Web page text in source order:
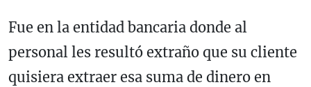
Fue en la entidad bancaria donde al
personal les resultó extraño que su cliente
quisiera extraer esa suma de dinero en